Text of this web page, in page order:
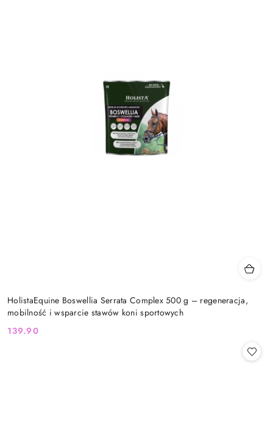
HolistaEquine Boswellia Serrata Complex 500 g – regeneracja,
mobilność i wsparcie stawów koni sportowych
Cena:
139.90